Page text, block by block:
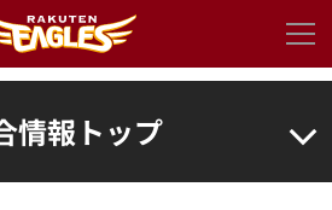
情報トップ